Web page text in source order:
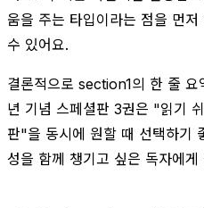
움을 주는 타입이라는 점을 먼
수 있어요.
결론적으로 section1의 한 줄
년 기념 스페셜판 3권은 "읽기
판"을 동시에 원할 때 선택하기
성을 함께 챙기고 싶은 독자에게